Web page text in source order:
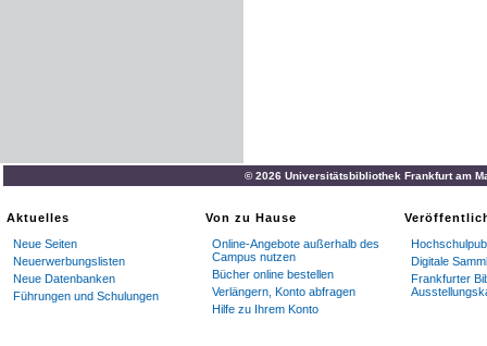
© 2026 Universitätsbibliothek Frankfurt am
Aktuelles
Neue Seiten
Neuerwerbungslisten
Neue Datenbanken
Führungen und Schulungen
Von zu Hause
Online-Angebote außerhalb des
Campus nutzen
Bücher online bestellen
Verlängern, Konto abfragen
Hilfe zu Ihrem Konto
Digitale
Frankfurter